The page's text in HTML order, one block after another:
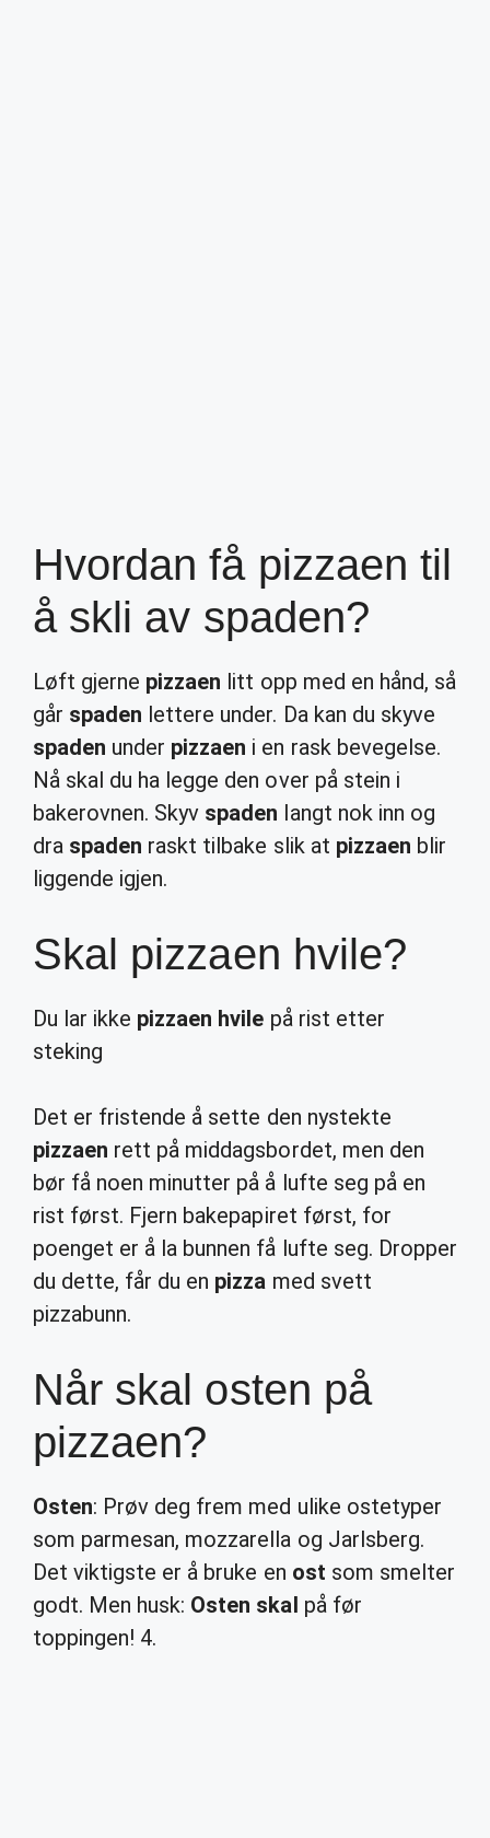
Hvordan få pizzaen til
å skli av spaden?
Løft gjerne pizzaen litt opp med en hånd, så
går spaden lettere under. Da kan du skyve
spaden under pizzaen i en rask bevegelse.
Nå skal du ha legge den over på stein i
bakerovnen. Skyv spaden langt nok inn og
dra spaden raskt tilbake slik at pizzaen blir
liggende igjen.
Skal pizzaen hvile?
Du lar ikke pizzaen hvile på rist etter
steking
Det er fristende å sette den nystekte
pizzaen rett på middagsbordet, men den
bør få noen minutter på å lufte seg på en
rist først. Fjern bakepapiret først, for
poenget er å la bunnen få lufte seg. Dropper
du dette, får du en pizza med svett
pizzabunn.
Når skal osten på
pizzaen?
Osten: Prøv deg frem med ulike ostetyper
som parmesan, mozzarella og Jarlsberg.
Det viktigste er å bruke en ost som smelter
godt. Men husk: Osten skal på før
toppingen! 4.